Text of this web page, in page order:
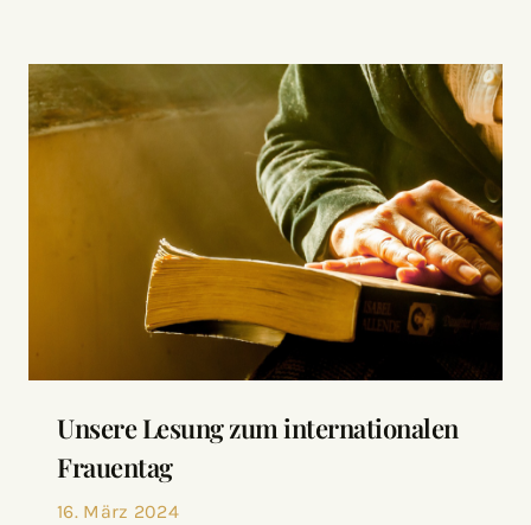
Unsere Lesung zum internationalen
Frauentag
16. März 2024